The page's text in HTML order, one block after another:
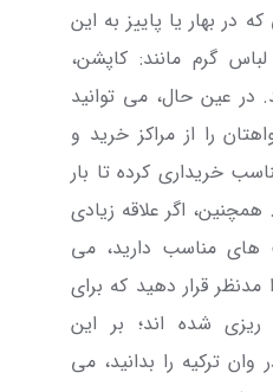
در بهار یا پاییز به این
گرم مانند: کاپشن،
در عین حال، می توانید
را ازمراکز خرید و
خریداری کرده تا بار
همچنین، اگر علاقه زیادی
های مناسب دارید، می
مدنظر قرار دهید که برای
شده اند؛ بر این
وان ترکیه را بدانید، می